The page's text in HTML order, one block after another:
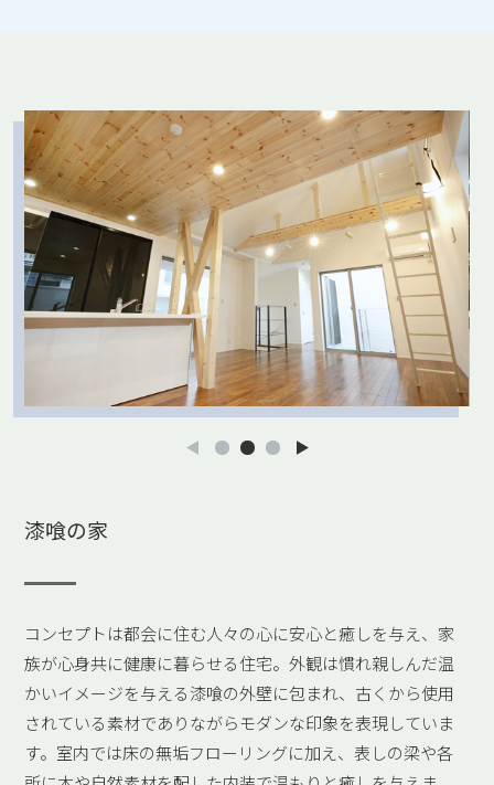
漆喰の家
コンセプトは都会に住む人々の心に安心と癒しを与え、家
族が心身共に健康に暮らせる住宅。外観は慣れ親しんだ温
かいイメージを与える漆喰の外壁に包まれ、古くから使用
されている素材でありながらモダンな印象を表現していま
す。室内では床の無垢フローリングに加え、表しの梁や各